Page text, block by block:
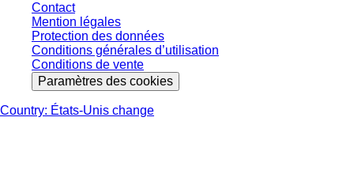
Contact
Mention légales
Protection des données
Conditions générales d’utilisation
Conditions de vente
Paramètres des cookies
Country: États-Unis change